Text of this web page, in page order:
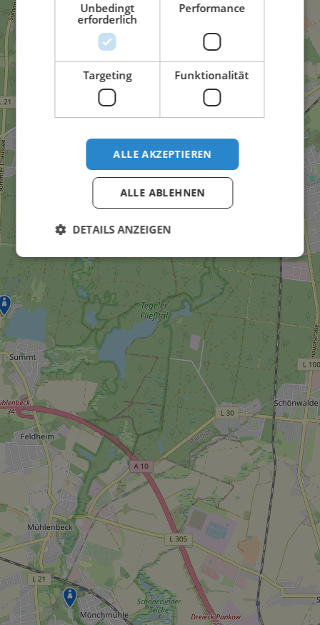
Unbedingt
erforderlich
Performance
Targeting Funktionalität
ALLE AKZEPTIEREN
ALLE ABLEHNEN
DETAILS ANZEIGEN